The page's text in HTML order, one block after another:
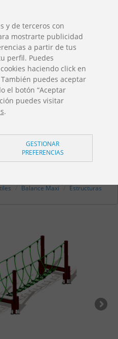
DESCARGAS
Catálogos Jolas
(6m)/
Balance Maxi
Estructuras
y de terceros con
mostrarte publicidad
a partir de tus
perfil. Puedes
haciendo click en
puedes aceptar
el botón “Aceptar
puedes visitar
.
GESTIONAR
PREFERENCIAS